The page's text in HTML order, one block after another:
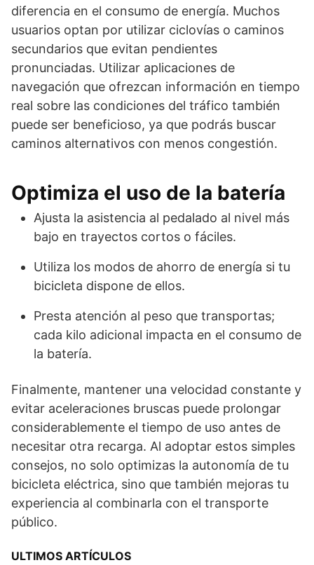
diferencia en el consumo de energía. Muchos
usuarios optan por utilizar ciclovías o caminos
secundarios que evitan pendientes
pronunciadas. Utilizar aplicaciones de
navegación que ofrezcan información en tiempo
real sobre las condiciones del tráfico también
puede ser beneficioso, ya que podrás buscar
caminos alternativos con menos congestión.
Optimiza el uso de la batería
Ajusta la asistencia al pedalado al nivel más
bajo en trayectos cortos o fáciles.
Utiliza los modos de ahorro de energía si tu
bicicleta dispone de ellos.
Presta atención al peso que transportas;
cada kilo adicional impacta en el consumo de
la batería.
Finalmente, mantener una velocidad constante y
evitar aceleraciones bruscas puede prolongar
considerablemente el tiempo de uso antes de
necesitar otra recarga. Al adoptar estos simples
consejos, no solo optimizas la autonomía de tu
bicicleta eléctrica, sino que también mejoras tu
experiencia al combinarla con el transporte
público.
ULTIMOS ARTÍCULOS